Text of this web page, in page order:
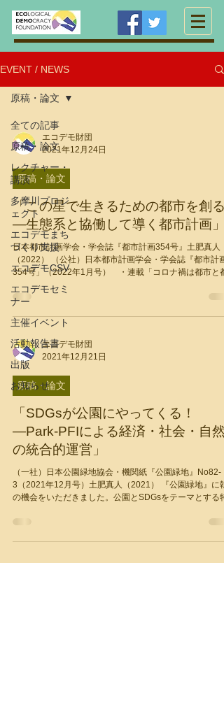
EVENT / NEWS
全ての記事
原稿・論文
レクチャー・
講演
多摩川プロジ
ェクト
エコデモまち
づくり支援
エコデモCSV
エコデモセミ
ナー
主催イベント
活動報告書
出版
お知らせ
原稿・論文
エコデモ財団
2021年12月24日
原稿・論文
「この星で生きるための都市を創る
―生態系と協働して導く都市計画」
日本都市計画学会・学会誌『都市計画354号』土肥真人
（2022） （公社）日本都市計画学会・学会誌『都市計画
354号」（2022年1月号） ・連載「コロナ禍は都市と
計画をどのように変えるのか？」に、執筆の機会をいた
きました。この１年半、感染症に耐える都市をエコデモ
エコデモ財団
2021年12月21日
原稿・論文
「SDGsが公園にやってくる！
―Park-PFIによる経済・社会・自然
の統合的運営」
（一社）日本公園緑地協会・機関紙『公園緑地』No82-
3（2021年12月号）土肥真人（2021） 『公園緑地』に
の機会をいただきました。公園とSDGsをテーマとする